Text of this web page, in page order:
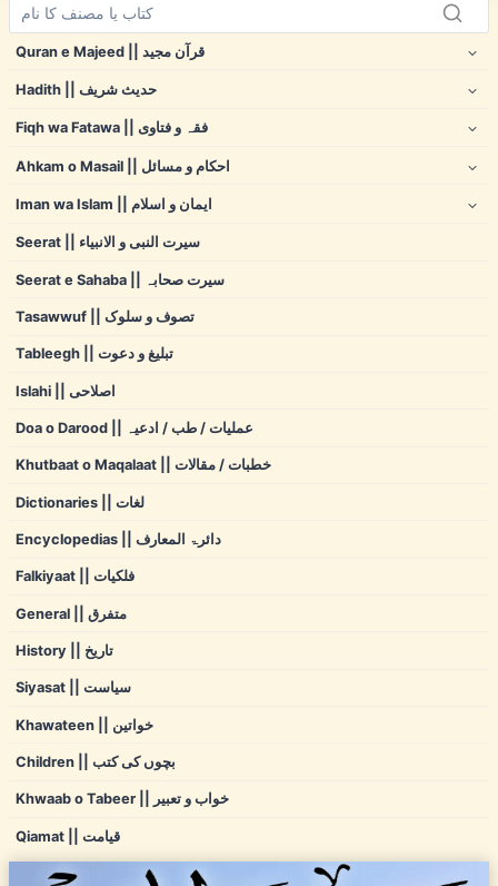
Quran e Majeed || قرآن مجید
Hadith || حدیث شریف
Fiqh wa Fatawa || فقہ و فتاوی
Ahkam o Masail || احکام و مسائل
Iman wa Islam || ایمان و اسلام
Seerat || سیرت النبی و الانبیاء
Seerat e Sahaba || سیرت صحابہ
Tasawwuf || تصوف و سلوک
Tableegh || تبلیغ و دعوت
Islahi || اصلاحی
Doa o Darood || عملیات / طب / ادعیہ
Khutbaat o Maqalaat || خطبات / مقالات
Dictionaries || لغات
Encyclopedias || دائرۃ المعارف
Falkiyaat || فلکیات
General || متفرق
History || تاریخ
Siyasat || سیاست
Khawateen || خواتین
Children || بچوں کی کتب
Khwaab o Tabeer || خواب و تعبیر
Qiamat || قیامت